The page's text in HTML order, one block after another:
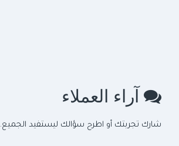
آراء العملاء
شارك تجربتك أو اطرح سؤالك ليستفيد الجميع.